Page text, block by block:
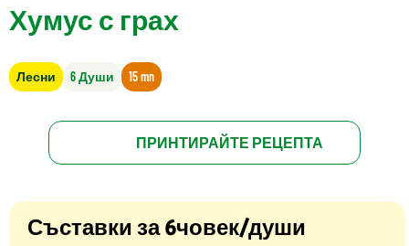
Хумус с грах
Лесни 6 Души 15 mn
ПРИНТИРАЙТЕ РЕЦЕПТА
Съставки за 6човек/души